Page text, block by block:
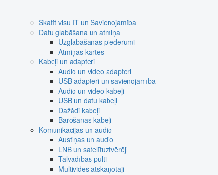
Skatīt visu IT un Savienojamība
Datu glabāšana un atmiņa
Uzglabāšanas piederumi
Atmiņas kartes
Kabeļi un adapteri
Audio un video adapteri
USB adapteri un savienojamība
Audio un video kabeļi
USB un datu kabeļi
Dažādi kabeļi
Barošanas kabeļi
Komunikācijas un audio
Austiņas un audio
LNB un satelītuztvērēji
Tālvadības pulti
Multivides atskaņotāji